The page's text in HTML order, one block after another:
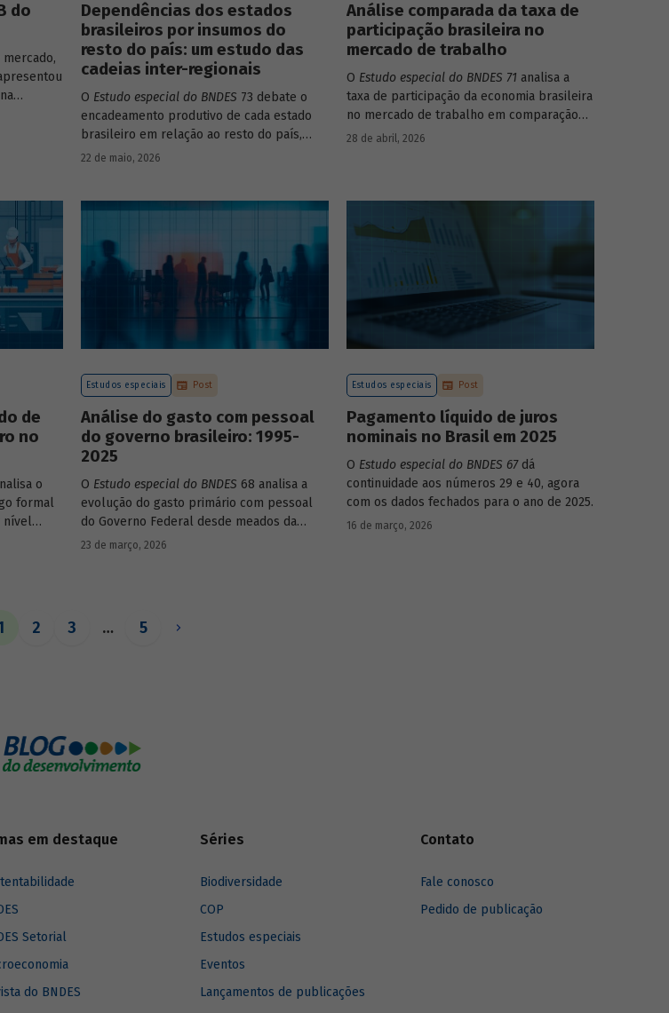
do
Dependências dos estados
brasileiros por insumos do
resto do país: um estudo das
cadeias inter-regionais
O Estudo especial do BNDES 73 debate o
encadeamento produtivo de cada estado
brasileiro em relação ao resto do país,
analisando seu nível de dependência e
demais. Para isso usa uma metodologia de
construção de matrizes de insumo-produto
estaduais.
22 de maio, 2026
Análise comparada da taxa de
participação brasileira no
mercado de trabalho
O Estudo especial do BNDES 71 analisa a
taxa de participação da economia brasileira
no mercado de trabalho em comparação
com uma amostra de 15 países de
28 de abril, 2026
de
no
o
formal
nível
Estudos especiais Post
Análise do gasto com pessoal
do governo brasileiro: 1995-
2025
O Estudo especial do BNDES 68 analisa a
evolução do gasto primário com pessoal
do Governo Federal desde meados da
década de 1990, destacando sua dinâmica
23 de março, 2026
Estudos especiais Post
Pagamento líquido de juros
nominais no Brasil em 2025
O Estudo especial do BNDES 67dá
continuidade aos números 29 e 40, agora
com os dados fechados para o ano de 2025.
16 de março, 2026
2 3 … 5
em destaque
Setorial
do BNDES
Séries
Biodiversidade
COP
Estudos especiais
Eventos
Lançamentos de publicações
Contato
Fale conosco
Pedido de publicação